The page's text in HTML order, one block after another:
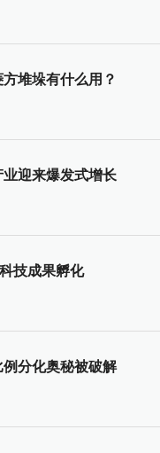
方堆垛有什么用？
业迎来爆发式增长
技成果孵化
分化奥秘被破解